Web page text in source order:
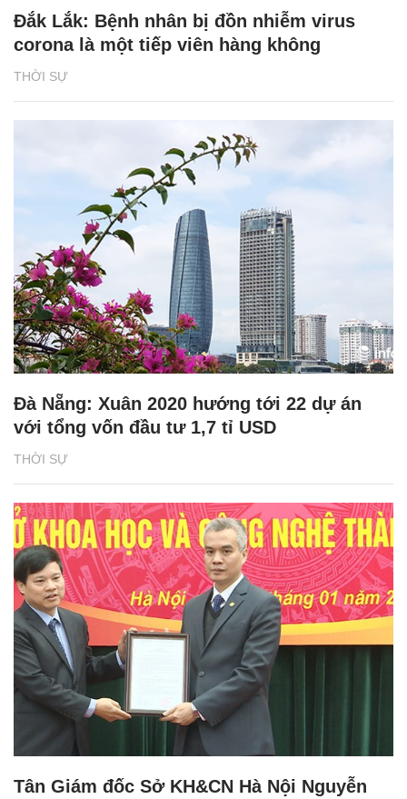
THỜI SỰ
Đắk Lắk: Bệnh nhân bị đồn nhiễm virus
corona là một tiếp viên hàng không
THỜI SỰ
Đà Nẵng: Xuân 2020 hướng tới 22 dự án
với tổng vốn đầu tư 1,7 tỉ USD
Tân Giám đốc Sở KH&CN Hà Nội Nguyễn